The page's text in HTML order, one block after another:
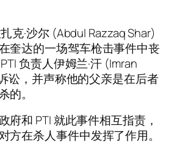
克·沙尔 (Abdul Razzaq Shar)
奎达的一场驾车枪击事件中丧
负责人伊姆兰·汗 (Imran
讼，并声称他的父亲是在后者
的。
府和 PTI 就此事件相互指责，
方在杀人事件中发挥了作用。